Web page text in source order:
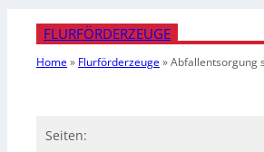
FLURFÖRDERZEUGE
Home» Flurförderzeuge»Abfallentsorgung
Seiten: